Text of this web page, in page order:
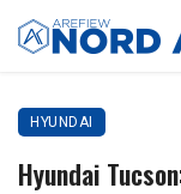
HYUNDAI
Hyundai